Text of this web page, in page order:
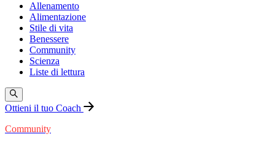
Allenamento
Alimentazione
Stile di vita
Benessere
Community
Scienza
Liste di lettura
Ottieni il tuo Coach
Community